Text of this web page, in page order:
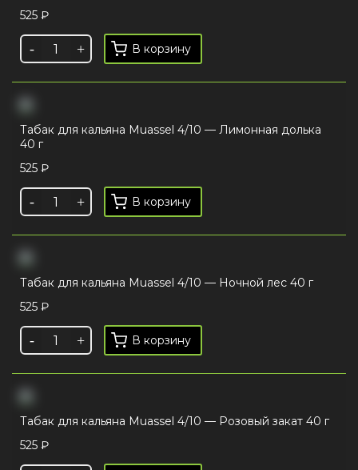
525 ₽
В корзину
Табак для кальяна Muassel 4/10 — Лимонная долька
40 г
525 ₽
В корзину
Табак для кальяна Muassel 4/10 — Ночной лес 40 г
525 ₽
В корзину
Табак для кальяна Muassel 4/10 — Розовый закат 40 г
525 ₽